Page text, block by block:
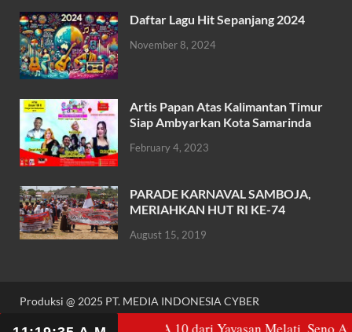
k
p
Daftar Lagu Hit Sepanjang 2024
November 8, 2024
Artis Papan Atas Kalimantan Timur
Siap Ambyarkan Kota Samarinda
February 4, 2023
PARADE KARNAVAL SAMBOJA,
MERIAHKAN HUT RI KE-74
August 15, 2019
Produksi @ 2025 PT. MEDIA INDONESIA CYBER
Powered by
WordPress HitMag.